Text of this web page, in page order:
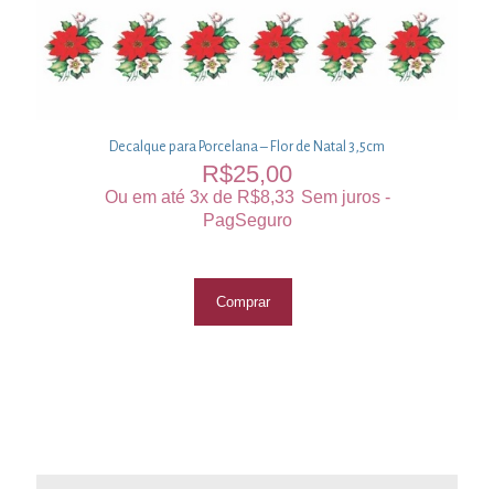
Decalque para Porcelana – Flor de Natal 3,5cm
R$25,00
Ou em até 3x de R$8,33 Sem juros -
PagSeguro
Comprar